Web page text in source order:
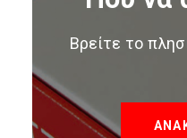
Βρείτε το